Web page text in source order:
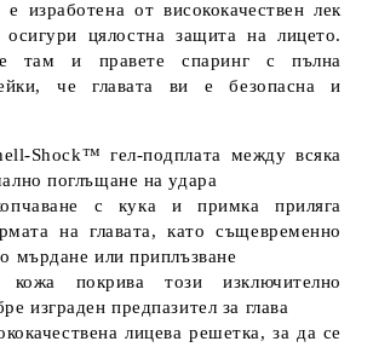
изработена от висококачествен лек
цялостна защита на лицето.
там и правете спаринг с пълна
че главата ви е безопасна и
Shock™ гел-подплата между всяка
поглъщане на удара
с кука и примка приляга
на главата, като същевременно
мърдане или приплъзване
покрива този изключително
изграден предпазител за глава
лицева решетка, за да се